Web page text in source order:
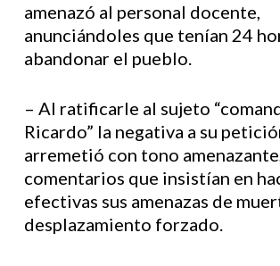
amenazó al personal docente,
anunciándoles que tenían 24
abandonar el pueblo.
– Al ratificarle al sujeto
Ricardo” la negativa a su
arremetió con tono
comentarios que insistían en
efectivas sus amenazas de
desplazamiento forzado.